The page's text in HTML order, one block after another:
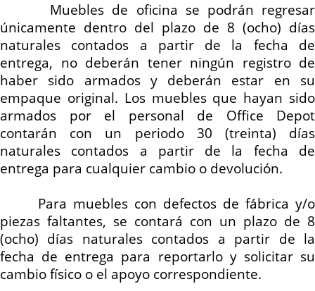
Muebles de oficina se podrán regresar
únicamente dentro del plazo de 8 (ocho) días
naturales contados a partir de la fecha de
entrega, no deberán tener ningún registro de
haber sido armados y deberán estar en su
empaque original. Los muebles que hayan sido
armados por el personal de Office Depot
contarán con un periodo 30 (treinta) días
naturales contados a partir de la fecha de
entrega para cualquier cambio o devolución.
Para muebles con defectos de fábrica y/o
piezas faltantes, se contará con un plazo de 8
(ocho) días naturales contados a partir de la
fecha de entrega para reportarlo y solicitar su
cambio físico o el apoyo correspondiente.